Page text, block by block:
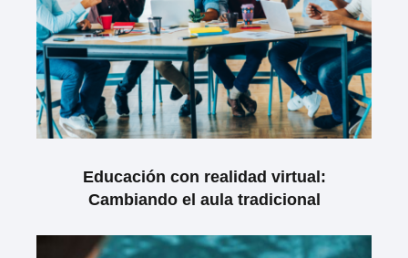
Educación con realidad virtual:
Cambiando el aula tradicional